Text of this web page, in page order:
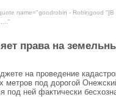
name="goodrobin - Robingood "]В
права на
на проведение
метров под дорогой
под ней фактически